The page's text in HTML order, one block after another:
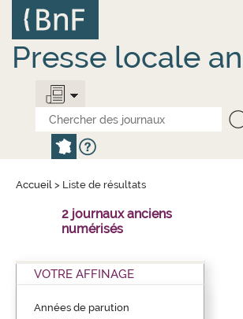
contenu
principal
Presse locale
Accueil > Liste de résultats
2 journaux anciens
numérisés
VOTRE AFFINAGE
Années de parution
Panneau de gestion des cookies